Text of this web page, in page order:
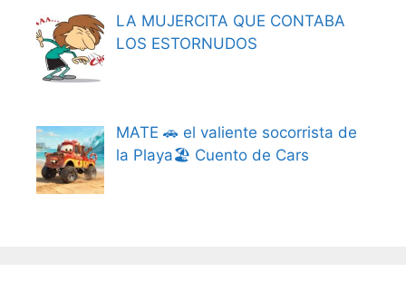
LA MUJERCITA QUE CONTABA
LOS ESTORNUDOS
MATE 🚗 el valiente socorrista de
la Playa🏖️ Cuento de Cars